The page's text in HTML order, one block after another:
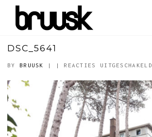
DSC_5641
BY BRUUSK | | REACTIES UITGESCHAKELD